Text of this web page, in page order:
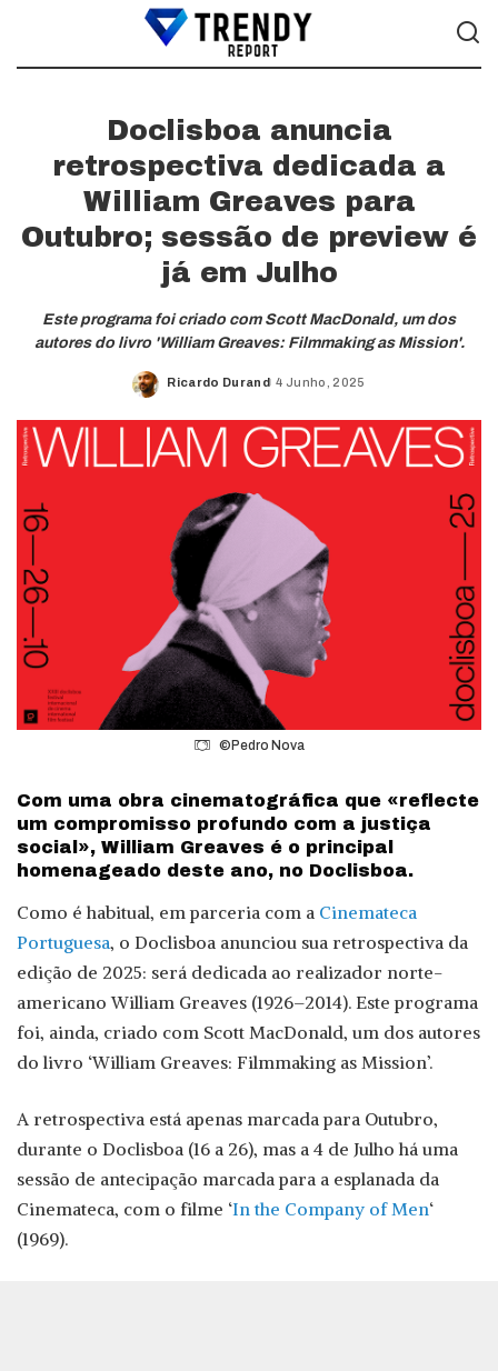
Doclisboa anuncia
retrospectiva dedicada a
William Greaves para
Outubro; sessão de preview é
já em Julho
Este programa foi criado com Scott MacDonald, um dos
autores do livro 'William Greaves: Filmmaking as Mission'.
Posted
Ricardo Durand 4 Junho, 2025
©Pedro Nova
Com uma obra cinematográfica que «reflecte
um compromisso profundo com a justiça
social», William Greaves é o principal
homenageado deste ano, no Doclisboa.
Como é habitual, em parceria com a Cinemateca
Portuguesa, o Doclisboa anunciou sua retrospectiva da
edição de 2025: será dedicada ao realizador norte-
americano William Greaves (1926–2014). Este programa
foi, ainda, criado com Scott MacDonald, um dos autores
do livro ‘William Greaves: Filmmaking as Mission’.
A retrospectiva está apenas marcada para Outubro,
durante o Doclisboa (16 a 26), mas a 4 de Julho há uma
sessão de antecipação marcada para a esplanada da
Cinemateca, com o filme ‘In the Company of Men‘
(1969).